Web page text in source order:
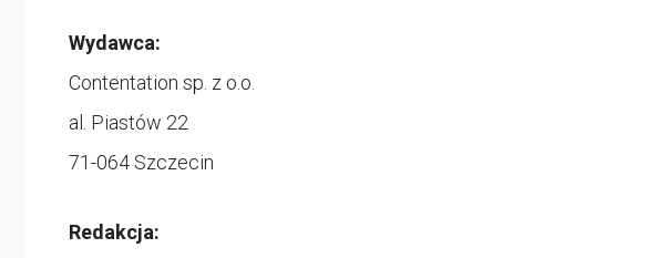
Wydawca:
Contentation sp. z o.o.
al. Piastów 22
71-064 Szczecin
Redakcja: